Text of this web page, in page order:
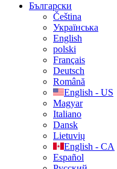
Български
Čeština
Українська
English
polski
Français
Deutsch
Română
English - US
Magyar
Italiano
Dansk
Lietuvių
English - CA
Español